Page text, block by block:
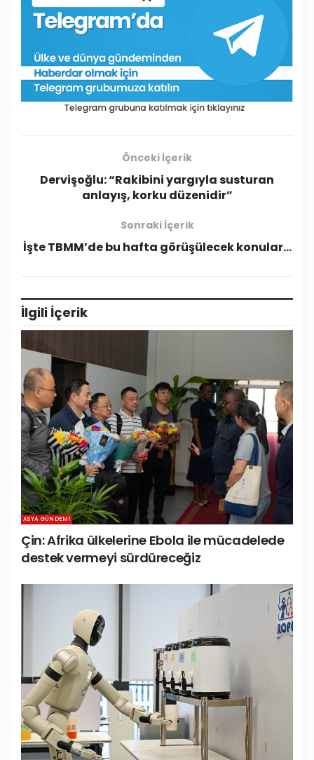
Önceki İçerik
Dervişoğlu: “Rakibini yargıyla susturan
anlayış, korku düzenidir”
Sonraki İçerik
İşte TBMM’de bu hafta görüşülecek konular…
İlgili İçerik
ASYA GÜNDEMI
Çin: Afrika ülkelerine Ebola ile mücadelede
destek vermeyi sürdüreceğiz